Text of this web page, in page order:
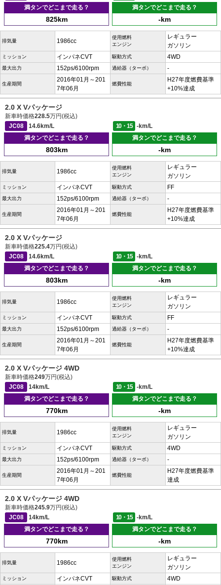
満タンでどこまで走る？
825km
満タンでどこまで走る？
-km
排気量 1986cc
使用燃料
エンジン
レギュラー
ガソリン
ミッション インパネCVT 駆動方式 4WD
最大出力 152ps/6100rpm 過給器（ターボ） -
生産期間
2016年01月～201
7年06月
燃費性能
H27年度燃費基準
+10%達成
2.0 X Vパッケージ
新車時価格228.5万円(税込)
JC08
14.6km/L 10・15
-km/L
満タンでどこまで走る？
803km
満タンでどこまで走る？
-km
排気量 1986cc
使用燃料
エンジン
レギュラー
ガソリン
ミッション インパネCVT 駆動方式 FF
最大出力 152ps/6100rpm 過給器（ターボ） -
生産期間
2016年01月～201
7年06月
燃費性能
H27年度燃費基準
+10%達成
2.0 X Vパッケージ
新車時価格225.4万円(税込)
JC08
14.6km/L 10・15
-km/L
満タンでどこまで走る？
803km
満タンでどこまで走る？
-km
排気量 1986cc
使用燃料
エンジン
レギュラー
ガソリン
ミッション インパネCVT 駆動方式 FF
最大出力 152ps/6100rpm 過給器（ターボ） -
生産期間
2016年01月～201
7年06月
燃費性能
H27年度燃費基準
+10%達成
2.0 X Vパッケージ 4WD
新車時価格249万円(税込)
JC08
14km/L 10・15
-km/L
満タンでどこまで走る？
770km
満タンでどこまで走る？
-km
排気量 1986cc
使用燃料
エンジン
レギュラー
ガソリン
ミッション インパネCVT 駆動方式 4WD
最大出力 152ps/6100rpm 過給器（ターボ） -
生産期間
2016年01月～201
7年06月
燃費性能
H27年度燃費基準
達成
2.0 X Vパッケージ 4WD
新車時価格245.9万円(税込)
JC08
14km/L 10・15
-km/L
満タンでどこまで走る？
770km
満タンでどこまで走る？
-km
排気量 1986cc
使用燃料
エンジン
レギュラー
ガソリン
ミッション インパネCVT 駆動方式 4WD